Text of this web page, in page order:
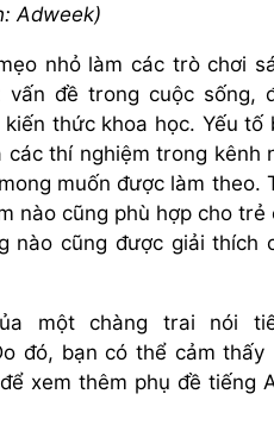
Adweek)
nhỏ làm các trò chơi
đề trong cuộc sống,
thức khoa học. Yếu tố
các thí nghiệm trong kênh
muốn được làm theo.
nào cũng phù hợp cho trẻ
nào cũng được giải thích
một chàng trai nói
đó, bạn có thể cảm thấy
xem thêm phụ đề tiếng